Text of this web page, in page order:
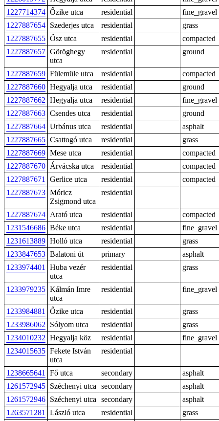
1227714374 Őzike utca residential
fine_gravel
1227887654 Szederjes utca residential
grass
1227887655 Ősz utca residential
compacted
1227887657 Göröghegy
utca
residential ground
1227887659 Fülemüle utca residential
compacted
1227887660 Hegyalja utca residential
ground
1227887662 Hegyalja utca residential
fine_gravel
1227887663 Csendes utca residential
ground
1227887664 Urbánus utca residential
asphalt
1227887665 Csattogó utca residential
grass
1227887669 Mese utca residential
compacted
1227887670 Árvácska utca residential
compacted
1227887671
Gerlice utca residential
compacted
1227887673 Móricz
Zsigmond utca
residential
1227887674 Arató utca residential
compacted
1231546686 Béke utca residential
fine_gravel
1231613889 Holló utca residential
grass
1233847653 Balatoni út primary
asphalt
1233974401
Huba vezér
utca
residential grass
1233979235 Kálmán Imre
utca
residential fine_gravel
1233984881 Őzike utca residential
grass
1233986062
Sólyom utca residential
grass
1234010232 Hegyalja köz residential
fine_gravel
1234015635 Fekete István
utca
residential
1238665641 Fő utca secondary
asphalt
1261572945 Széchenyi utca secondary
asphalt
1261572946 Széchenyi utca secondary
asphalt
1263571281
László utca residential
grass